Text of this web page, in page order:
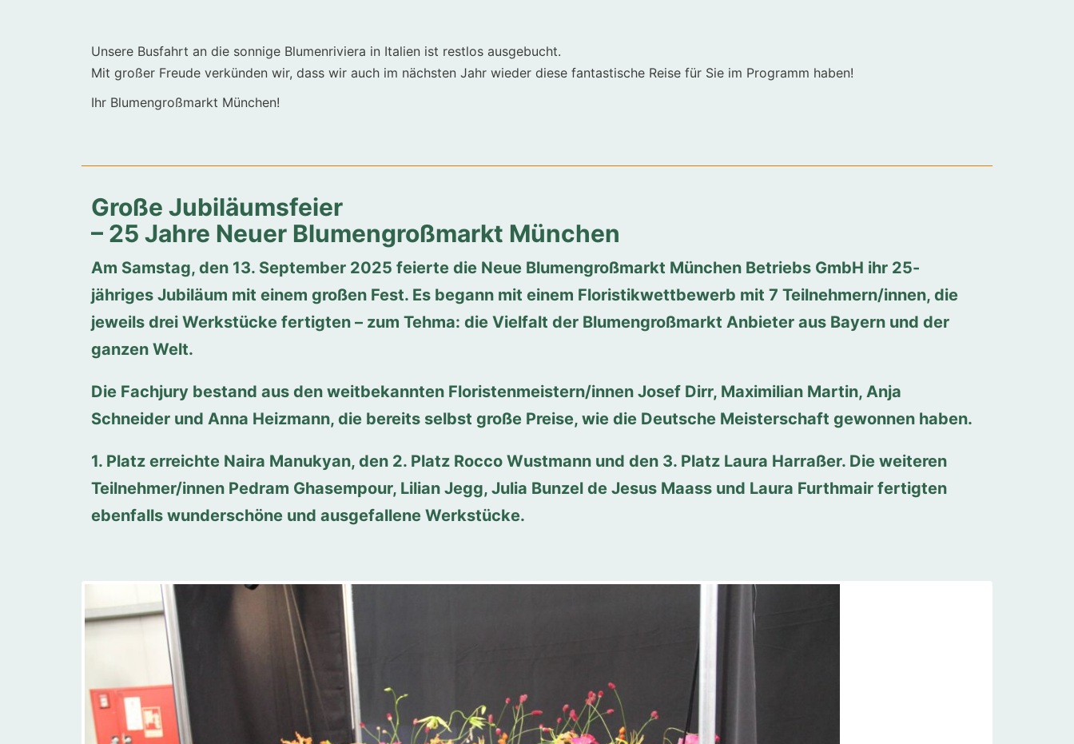
Unsere Busfahrt an die sonnige Blumenriviera in Italien ist restlos ausgebucht.
Mit großer Freude verkünden wir, dass wir auch im nächsten Jahr wieder diese fantastische Reise für Sie im Programm haben!
Ihr Blumengroßmarkt München!
Große Jubiläumsfeier
– 25 Jahre Neuer Blumengroßmarkt München
Am Samstag, den 13. September 2025 feierte die Neue Blumengroßmarkt München Betriebs GmbH ihr 25-
jähriges Jubiläum mit einem großen Fest. Es begann mit einem Floristikwettbewerb mit 7 Teilnehmern/innen, die
jeweils drei Werkstücke fertigten – zum Tehma: die Vielfalt der Blumengroßmarkt Anbieter aus Bayern und der
ganzen Welt.
Die Fachjury bestand aus den weitbekannten Floristenmeistern/innen Josef Dirr, Maximilian Martin, Anja
Schneider und Anna Heizmann, die bereits selbst große Preise, wie die Deutsche Meisterschaft gewonnen haben.
1. Platz erreichte Naira Manukyan, den 2. Platz Rocco Wustmann und den 3. Platz Laura Harraßer. Die weiteren
Teilnehmer/innen Pedram Ghasempour, Lilian Jegg, Julia Bunzel de Jesus Maass und Laura Furthmair fertigten
ebenfalls wunderschöne und ausgefallene Werkstücke.